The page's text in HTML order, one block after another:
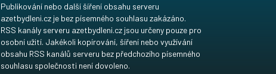
Publikování nebo další šíření obsahu serveru
azetbydleni.cz je bez písemného souhlasu zakázáno.
RSS kanály serveru azetbydleni.cz jsou určeny pouze pro
osobní užití. Jakékoli kopírování, šíření nebo využívání
obsahu RSS kanálů serveru bez předchozího písemného
souhlasu společnosti není dovoleno.